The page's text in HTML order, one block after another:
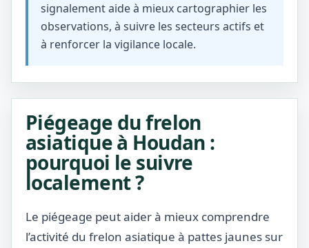
signalement aide à mieux cartographier les
observations, à suivre les secteurs actifs et
à renforcer la vigilance locale.
Piégeage du frelon
asiatique à Houdan :
pourquoi le suivre
localement ?
Le piégeage peut aider à mieux comprendre
l’activité du frelon asiatique à pattes jaunes sur